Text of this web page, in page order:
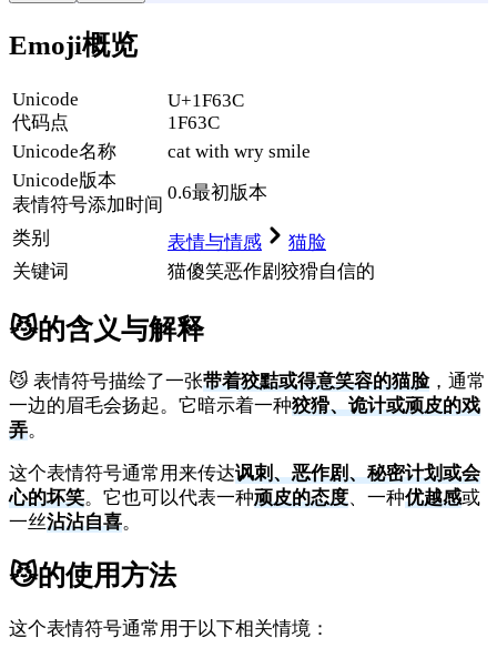
Emoji概览
Unicode
代码点
U+1F63C
1F63C
Unicode名称
cat with wry smile
Unicode版本
表情符号添加时间
0.6最初版本
类别 表情与情感
猫脸
关键词
猫傻笑恶作剧 狡猾自信的
😼的含义与解释
😼 表情符号描绘了一张带着狡黠或得意笑容的猫脸，通常
一边的眉毛会扬起。它暗示着一种狡猾、诡计或顽皮的戏
弄。
这个表情符号通常用来传达讽刺、恶作剧、秘密计划或会
心的坏笑。它也可以代表一种顽皮的态度、一种优越感或
一丝沾沾自喜。
😼的使用方法
这个表情符号通常用于以下相关情境：